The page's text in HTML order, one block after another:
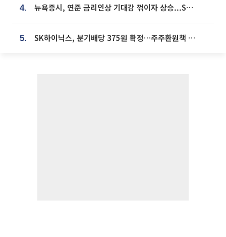
4. 뉴욕증시, 연준 금리인상 기대감 꺾이자 상승...S&P500 사상 최고치 [종합]
5. SK하이닉스, 분기배당 375원 확정…주주환원책 9월로 앞당겨 발표